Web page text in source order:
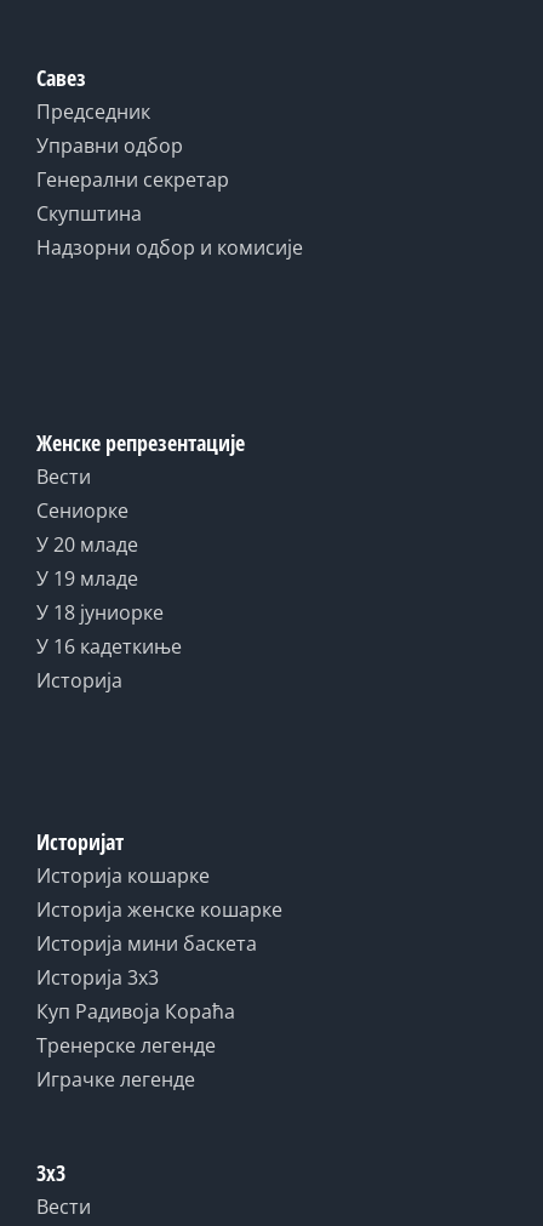
Савез
Председник
Управни одбор
Генерални секретар
Скупштина
Надзорни одбор и комисије
Женске репрезентације
Вести
Сениорке
У 20 младе
У 19 младе
У 18 јуниорке
У 16 кадеткиње
Историја
Историјат
Историја кошарке
Историја женске кошарке
Историја мини баскета
Историја 3x3
Куп Радивоја Кораћа
Тренерске легенде
Играчке легенде
3x3
Вести